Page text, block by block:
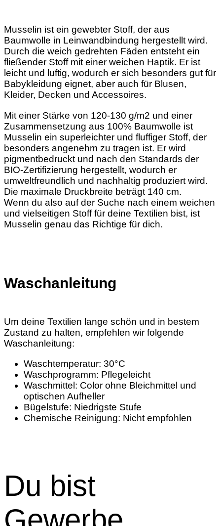
Musselin ist ein gewebter Stoff, der aus
Baumwolle in Leinwandbindung hergestellt wird.
Durch die weich gedrehten Fäden entsteht ein
fließender Stoff mit einer weichen Haptik. Er ist
leicht und luftig, wodurch er sich besonders gut für
Babykleidung eignet, aber auch für Blusen,
Kleider, Decken und Accessoires.
Mit einer Stärke von 120-130 g/m2 und einer
Zusammensetzung aus 100% Baumwolle ist
Musselin ein superleichter und fluffiger Stoff, der
besonders angenehm zu tragen ist. Er wird
pigmentbedruckt und nach den Standards der
BIO-Zertifizierung hergestellt, wodurch er
umweltfreundlich und nachhaltig produziert wird.
Die maximale Druckbreite beträgt 140 cm.
Wenn du also auf der Suche nach einem weichen
und vielseitigen Stoff für deine Textilien bist, ist
Musselin genau das Richtige für dich.
Waschanleitung
Um deine Textilien lange schön und in bestem
Zustand zu halten, empfehlen wir folgende
Waschanleitung:
Waschtemperatur: 30°C
Waschprogramm: Pflegeleicht
Waschmittel: Color ohne Bleichmittel und
optischen Aufheller
Bügelstufe: Niedrigste Stufe
Chemische Reinigung: Nicht empfohlen
Du bist